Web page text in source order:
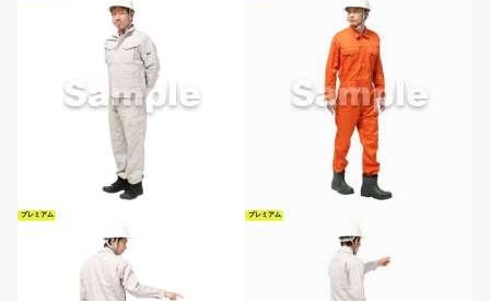
プレミアム プレミアム